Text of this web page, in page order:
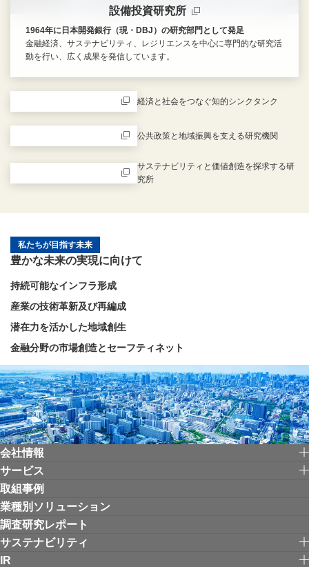
設備投資研究所
1964年に日本開発銀行（現・DBJ）の研究部門として発足
金融経済、サステナビリティ、レジリエンスを中心に専門的な研究活
動を行い、広く成果を発信しています。
経済と社会をつなぐ知的シンクタンク
公共政策と地域振興を支える研究機関
サステナビリティと価値創造を探求する研
究所
私たちが目指す未来
豊かな未来の実現に向けて
持続可能なインフラ形成
産業の技術革新及び再編成
潜在力を活かした地域創生
金融分野の市場創造とセーフティネット
会社情報
サービス
取組事例
業種別ソリューション
調査研究レポート
サステナビリティ
IR